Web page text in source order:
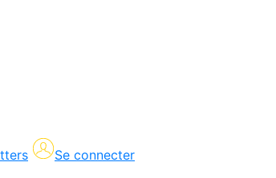
Se connecter